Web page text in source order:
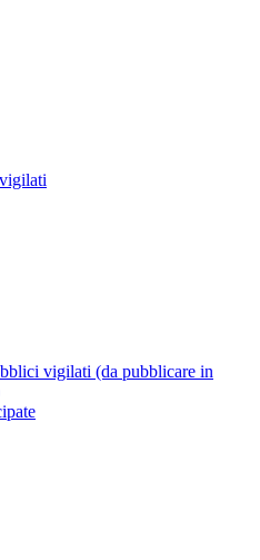
vigilati (da pubblicare in